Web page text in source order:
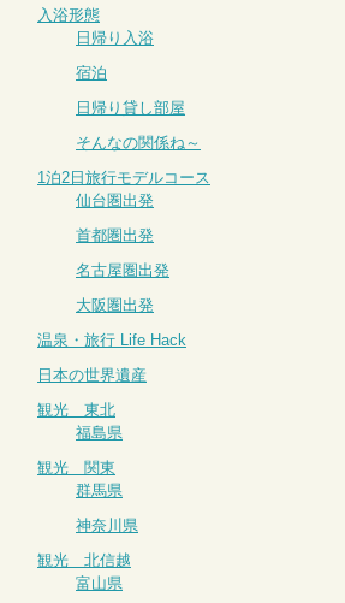
入浴形態
日帰り入浴
宿泊
日帰り貸し部屋
そんなの関係ね～
1泊2日旅行モデルコース
仙台圏出発
首都圏出発
名古屋圏出発
大阪圏出発
温泉・旅行 Life Hack
日本の世界遺産
観光 東北
福島県
観光 関東
群馬県
神奈川県
観光 北信越
富山県